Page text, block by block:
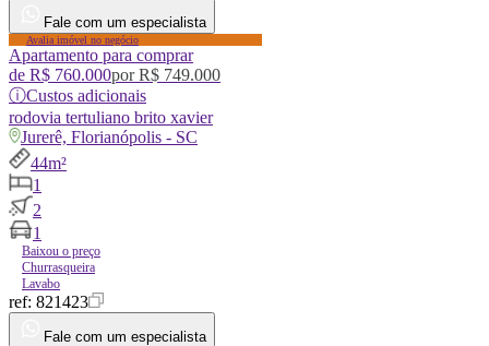
Fale com um especialista
Avalia imóvel no negócio
Apartamento para comprar
de R$ 760.000porR$ 749.000
ⓘCustos adicionais
rodovia tertuliano brito xavier
Jurerê, Florianópolis - SC
44m²
1
2
1
Baixou o preço
Churrasqueira
Lavabo
ref: 821423
Fale com um especialista